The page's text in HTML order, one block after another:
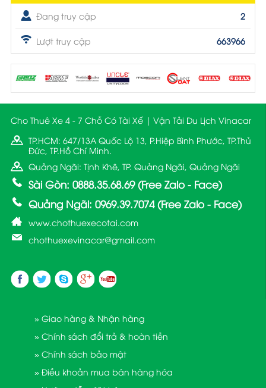
Đang truy cập 2
Lượt truy cập 663966
Cho Thuê Xe 4 - 7 Chỗ Có Tài Xế | Vận Tải Du Lịch Vinacar
TP.HCM: 647/13A Quốc Lộ 13, P.Hiệp Bình Phước, TP.Thủ
Đức, TP.Hồ Chí Minh.
Quảng Ngãi: Tịnh Khê, TP. Quảng Ngãi, Quảng Ngãi
Sài Gòn: 0888.35.68.69 (Free Zalo - Face)
Quảng Ngãi: 0969.39.7074 (Free Zalo - Face)
www.chothuexecotai.com
chothuexevinacar@gmail.com
» Giao hàng & Nhận hàng
» Chính sách đổi trả & hoàn tiền
» Chính sách bảo mật
» Điều khoản mua bán hàng hóa